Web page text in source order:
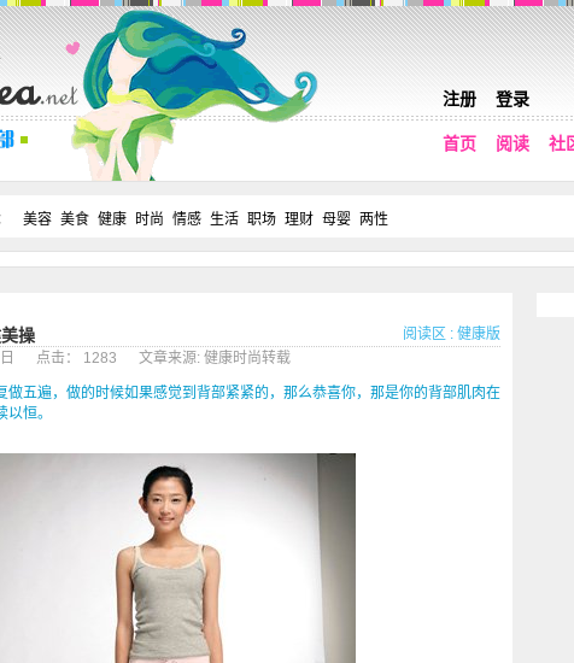
注册 登录
首页 阅读 社
美容 美食 健康 时尚 情感 生活 职场 理财 母婴 两性
操 阅读区 : 健康版
日 点击： 1283 文章来源: 健康时尚转载
遍，做的时候如果感觉到背部紧紧的，那么恭喜你，那是你的背部肌肉在
恒。